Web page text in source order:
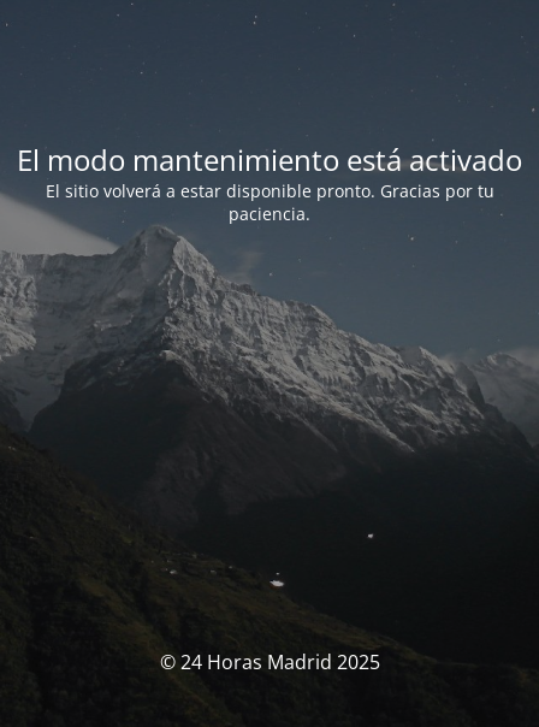
El modo mantenimiento está activado
El sitio volverá a estar disponible pronto. Gracias por tu
paciencia.
© 24 Horas Madrid 2025